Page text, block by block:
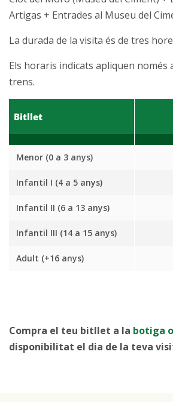
Artigas + Entrades al Museu del
La durada de la visita és de tres
Els horaris indicats apliquen només
trens.
Bitllet
Menor (0 a 3 anys)
Infantil I (4 a 5 anys)
Infantil II (6 a 13 anys)
Infantil III (14 a 15 anys)
Adult (+16 anys)
Compra el teu bitllet a la botiga
disponibilitat el dia de la teva